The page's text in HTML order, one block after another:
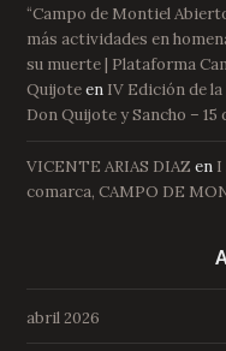
“Campo de Montiel
más actividades en
su muerte | Plataforma
Quijoteen IV Edición de
Don Quijote y Sancho – 15
VICENTE ARIAS DIAZ en I
comarca, CAMPO DE
abril 2026